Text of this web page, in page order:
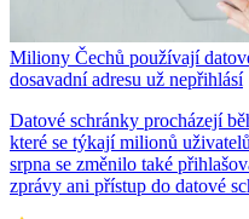
Miliony Čechů používají
dosavadní adresu už nepřihlásí
Datové schránky procházejí
které se týkají milionů
srpna se změnilo také
zprávy ani přístup do datové